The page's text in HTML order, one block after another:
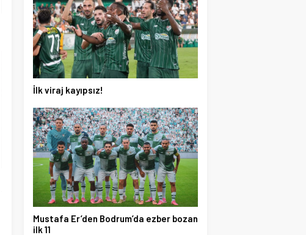
İlk viraj kayıpsız!
Mustafa Er’den Bodrum’da ezber bozan
ilk 11